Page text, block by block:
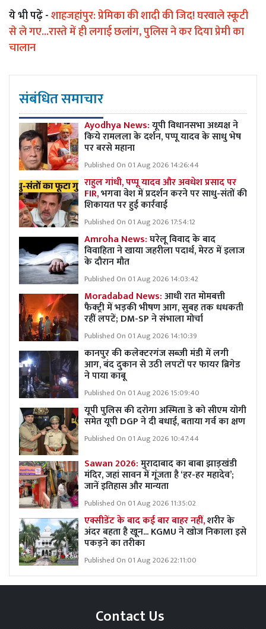
ये भी पढ़ें -शाहजहांपुर: प्रेमिका की शादी की जिद! घरवाले स्कूटी
से ले गए...रास्ते में ही लगाई छलांग, पुलिस ने कर दिया प्रेमी का
चालान
संबंधित समाचार
Ayodhya News:यूपी विधानसभा अध्यक्ष ने
किये रामलला के दर्शन, पप्पू यादव के साधु भेष
पर बरसे महाना
Published On 01 Aug 2026 14:26:44
राहुल गांधी, पप्पू यादव और अवधेश प्रसाद पर
FIR,भगवा वेश में प्रदर्शन करने पर साधु-संतों की
शिकायत पर हुई कार्रवाई
Published On 01 Aug 2026 17:54:12
Amroha News:घरेलू विवाद के बाद
विवाहिता ने खाया जहरीला पदार्थ, मेरठ में इलाज
के दौरान मौत
Published On 01 Aug 2026 14:03:42
Moradabad News:आधी रात मोमबत्ती
फैक्ट्री में भड़की भीषण आग, सुबह तक धधकती
रहीं लपटें; DM-SP ने संभाला मोर्चा
Published On 01 Aug 2026 14:10:39
कानपुर की कलेक्टरगंज सब्जी मंडी में लगी
आग, बंद दुकान से उठी लपटों पर फायर ब्रिगेड
ने पाया काबू
Published On 01 Aug 2026 15:09:40
यूपी पुलिस की दरोगा अस्मिता डे को सीएम योगी
समेत यूपी DGP ने दी बधाई, बताया गर्व का क्षण
Published On 01 Aug 2026 10:47:44
Sawan 2026:मुरादाबाद का बाबा झाड़खंडी
मंदिर, जहां सावन में गूंजता है ‘हर-हर महादेव’;
जानें इतिहास और मान्यता
Published On 01 Aug 2026 11:35:02
एक्सीडेंट के बाद कई बार बाहर नहीं,शरीर के
अंदर बहता है खून... KGMU ने खोज निकाला इसे
पकड़ने का तरीका
Published On 01 Aug 2026 22:11:00
Contact Us